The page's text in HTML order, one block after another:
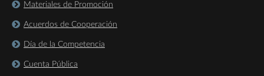
Materiales de Promoción
Acuerdos de Cooperación
Día de la Competencia
Cuenta Pública